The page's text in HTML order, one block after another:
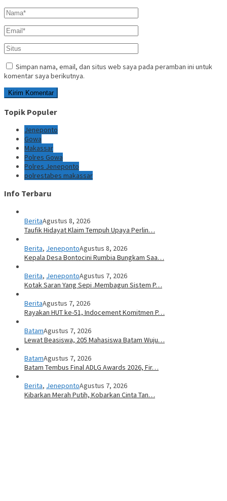
Simpan nama, email, dan situs web saya pada peramban ini untuk
komentar saya berikutnya.
Topik Populer
Jeneponto
Gowa
Makassar
Polres Gowa
Polres Jeneponto
polrestabes makassar
Info Terbaru
BeritaAgustus 8, 2026
Taufik Hidayat Klaim Tempuh Upaya Perlin…
Berita, JenepontoAgustus 8, 2026
Kepala Desa Bontocini Rumbia Bungkam Saa…
Berita, JenepontoAgustus 7, 2026
Kotak Saran Yang Sepi .Membagun Sistem P…
BeritaAgustus 7, 2026
Rayakan HUT ke-51, Indocement Komitmen P…
BatamAgustus 7, 2026
Lewat Beasiswa, 205 Mahasiswa Batam Wuju…
BatamAgustus 7, 2026
Batam Tembus Final ADLG Awards 2026, Fir…
Berita, JenepontoAgustus 7, 2026
Kibarkan Merah Putih, Kobarkan Cinta Tan…